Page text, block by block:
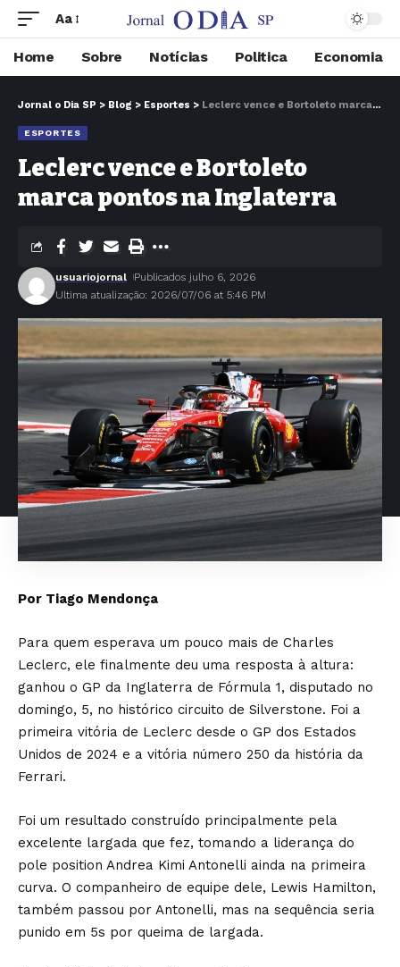
Aa
Home Sobre Notícias Politica Economia
Jornal o Dia SP > Blog > Esportes > Leclerc vence e Bortoleto marca pontos na Inglaterra
ESPORTES
Leclerc vence e Bortoleto
marca pontos na Inglaterra
Ultima atualização: 2026/07/06 at 5:46 PM
usuariojornal Publicados julho 6, 2026
Por Tiago Mendonça
Para quem esperava um pouco mais de Charles
Leclerc, ele finalmente deu uma resposta à altura:
ganhou o GP da Inglaterra de Fórmula 1, disputado no
domingo, 5, no histórico circuito de Silverstone. Foi a
primeira vitória de Leclerc desde o GP dos Estados
Unidos de 2024 e a vitória número 250 da história da
Ferrari.
Foi um resultado construído principalmente pela
excelente largada que fez, tomando a liderança do
pole position Andrea Kimi Antonelli ainda na primeira
curva. O companheiro de equipe dele, Lewis Hamilton,
também passou por Antonelli, mas na sequência seria
punido em 5s por queima de largada.